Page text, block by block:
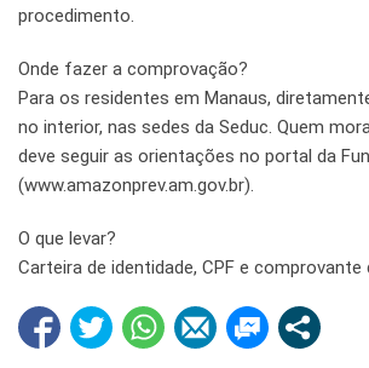
procedimento.
Onde fazer a comprovação?
Para os residentes em Manaus,
no interior, nas sedes da Seduc. Quem
deve seguir as orientações no portal da
(www.amazonprev.am.gov.br).
O que levar?
Carteira de identidade, CPF e comprovante